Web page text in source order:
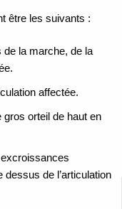
être les suivants :
de la marche, de la
affectée.
gros orteil de haut en
excroissances
de l’articulation